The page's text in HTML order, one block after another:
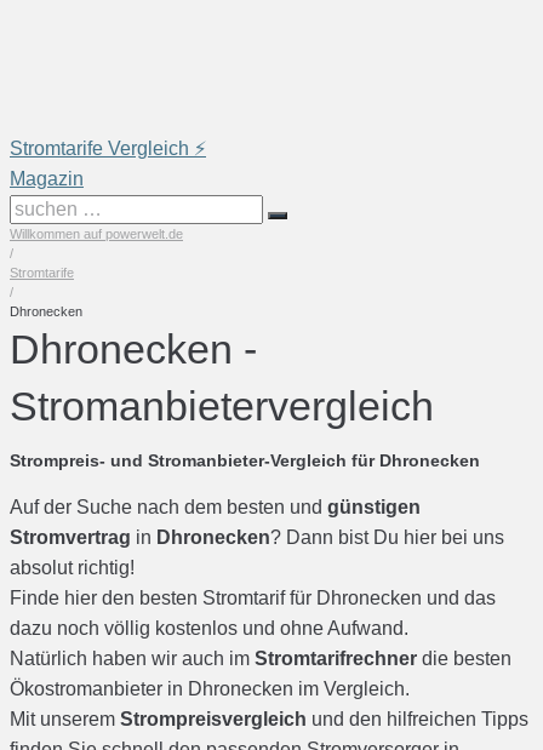
Stromtarife Vergleich ⚡️
Magazin
suchen
…
Willkommen auf powerwelt.de
/
Stromtarife
/
Dhronecken
Dhronecken -
Stromanbietervergleich
Strompreis- und Stromanbieter-Vergleich für Dhronecken
Auf der Suche nach dem besten und günstigen
Stromvertrag in Dhronecken? Dann bist Du hier bei uns
absolut richtig!
Finde hier den besten Stromtarif für Dhronecken und das
dazu noch völlig kostenlos und ohne Aufwand.
Natürlich haben wir auch im Stromtarifrechner die besten
Ökostromanbieter in Dhronecken im Vergleich.
Mit unserem Strompreisvergleich und den hilfreichen Tipps